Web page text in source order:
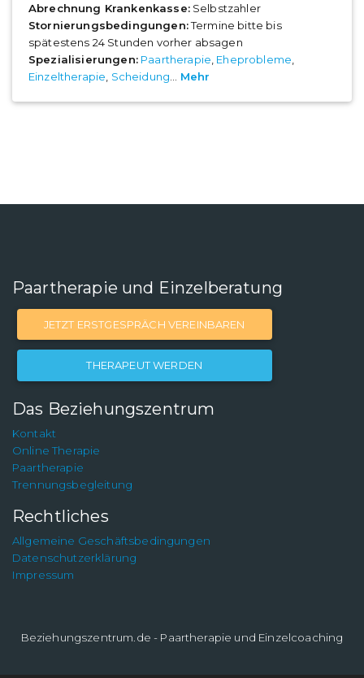
Abrechnung Krankenkasse:Selbstzahler
Stornierungsbedingungen:Termine bitte bis
spätestens 24 Stunden vorher absagen
Spezialisierungen: Paartherapie Eheprobleme
Einzeltherapie Scheidung Mehr
Paartherapie und Einzelberatung
JETZT ERSTGESPRÄCH VEREINBAREN
THERAPEUT WERDEN
Das Beziehungszentrum
Kontakt
Online Therapie
Paartherapie
Trennungsbegleitung
Rechtliches
Allgemeine Geschäftsbedingungen
Datenschutzerklärung
Impressum
Beziehungszentrum.de - Paartherapie und Einzelcoaching